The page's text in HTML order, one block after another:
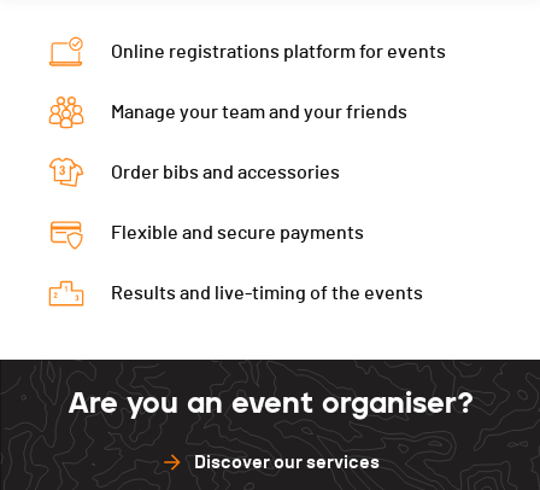
Online registrations platform for events
Manage your team and your friends
Order bibs and accessories
Flexible and secure payments
Results and live-timing of the events
Are you an event organiser?
Discover our services